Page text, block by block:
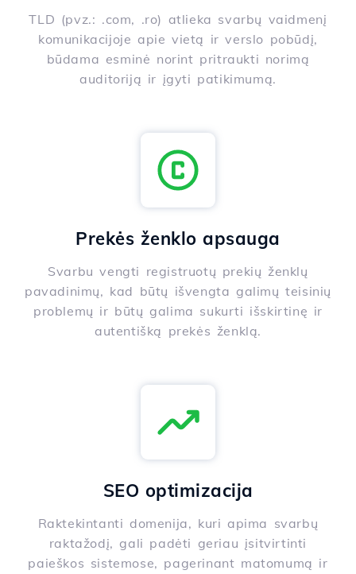
TLD (pvz.: .com, .ro) atlieka svarbų vaidmenį
komunikacijoje apie vietą ir verslo pobūdį,
būdama esminė norint pritraukti norimą
auditoriją ir įgyti patikimumą.
Prekės ženklo apsauga
Svarbu vengti registruotų prekių ženklų
pavadinimų, kad būtų išvengta galimų teisinių
problemų ir būtų galima sukurti išskirtinę ir
autentišką prekės ženklą.
SEO optimizacija
Raktekintanti domenija, kuri apima svarbų
raktažodį, gali padėti geriau įsitvirtinti
paieškos sistemose, pagerinant matomumą ir